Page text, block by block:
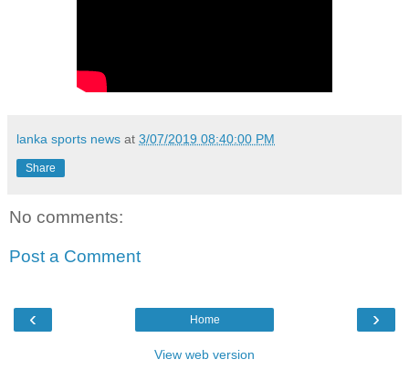
lanka sports news at 3/07/2019 08:40:00 PM
Share
No comments:
Post a Comment
‹ ›
Home
View web version